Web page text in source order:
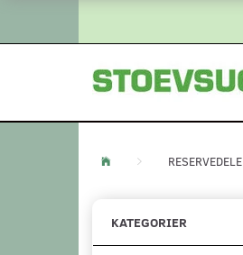
RESERVEDELE
KATEGORIER